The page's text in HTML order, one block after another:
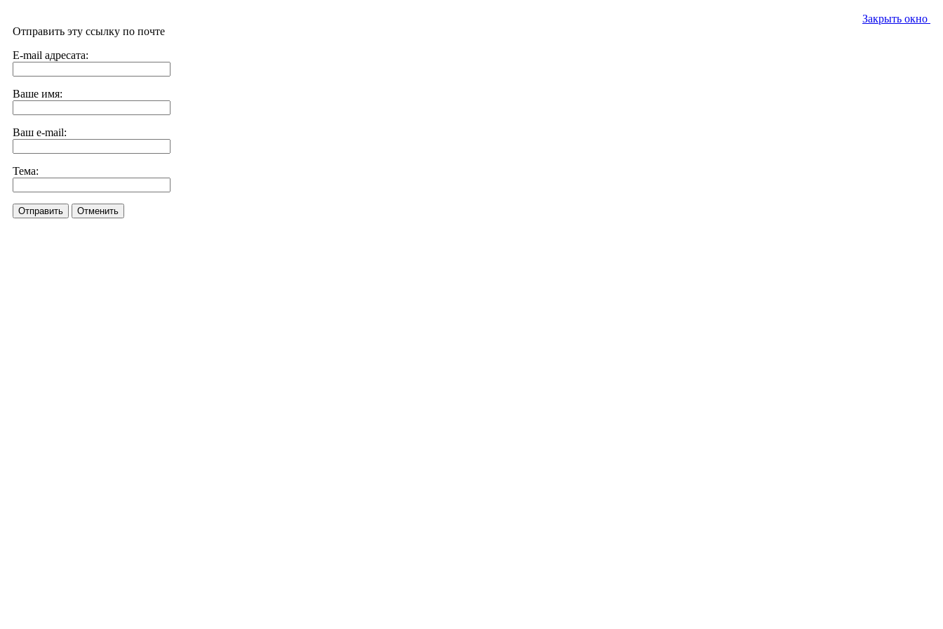
Закрыть окно
Отправить эту ссылку по почте
E-mail адресата:
Ваше имя:
Ваш e-mail:
Тема:
Отправить Отменить